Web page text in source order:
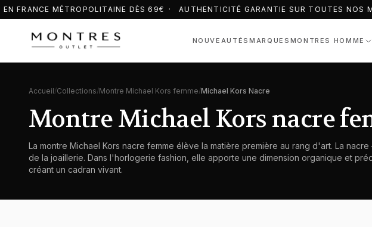
FRANCE MÉTROPOLITAINE DÈS 69€ · AUTHENTICITÉ GARANTIE SUR TOUTES NOS
NOUVEAUTÉSMARQUES MONTRES HOMME
Accueil/Collections/Montre Michael Kors femme/Michael Kors Nacre
Montre Michael Kors nacre
La montre Michael Kors nacre femme élève la matière première au rang d'art. La
de la joaillerie. Dans l'horlogerie fashion, elle apporte une dimension organique et
créant un cadran vivant.